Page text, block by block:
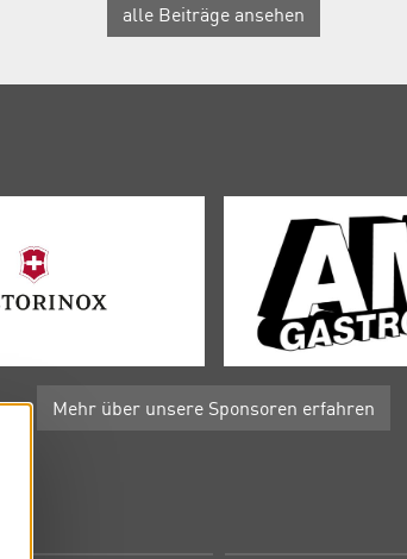
alle Beiträge ansehen
Mehr über unsere Sponsoren erfahren